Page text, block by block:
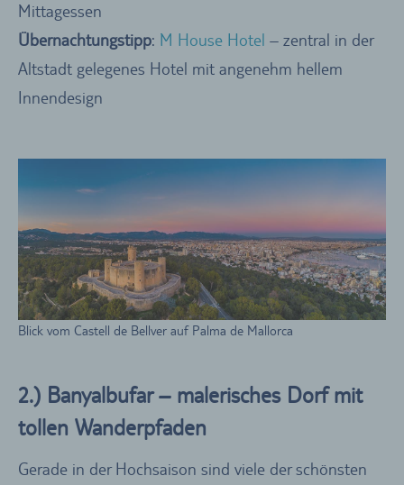
Mittagessen
Übernachtungstipp: M House Hotel – zentral in der
Altstadt gelegenes Hotel mit angenehm hellem
Innendesign
Blick vom Castell de Bellver auf Palma de Mallorca
2.) Banyalbufar – malerisches Dorf mit
tollen Wanderpfaden
Gerade in der Hochsaison sind viele der schönsten